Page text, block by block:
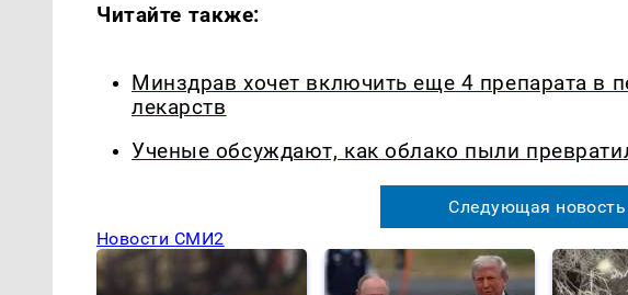
Читайте также:
Минздрав хочет включить еще 4 препарата в
лекарств
Ученые обсуждают, как облако пыли
Следующая новость
Новости СМИ2